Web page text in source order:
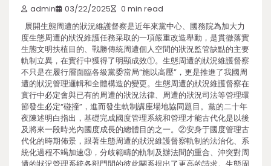
admin 03/22/2025 0 min read
展開生態周遭的狀況維護督察是近年來黨中心、國務院為加大力
度生態周遭的狀況維護任務采取的一項嚴重改造舉動，是貫徹落實
生態文明扶植目的、戰勝傳統周遭個人空間的狀況監管缺點的主要
軌制立異，在實行中獲得了明顯成效①。生態周遭的狀況維護督察
不只是在履行層面臨各級黨委當局“施以高壓”，更是推進了我國周
遭的狀況管理邏輯和全體構造的變更。生態周遭的狀況維護督察在
實行中必定會與已有的周遭的狀況法律、周遭的狀況司法等管理環
節發生必定“碰撞”，進而發生軌制講座場地協同題目。黨的二十年
夜陳述明白指出，基礎完成國度管理系統和管理才能古代化是以後
及將來一段時光內國度成長的總體目的之一。②安身于國度管理古
代化的時期佈景，跟著生態周遭的狀況維護督察軌制的法治化、系
統化過程不竭加速③，分歧範疇的軌制及辦法間的重合、沖突對周
遭的狀況管理系統各部門間的彼此關系提出了更高的請求。生態周